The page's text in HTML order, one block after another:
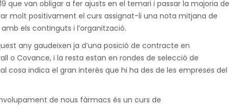
que van obligar a fer ajusts en el temari i passar la majoria de
molt positivament el curs assignat-li una nota mitjana de
els continguts i l’organització.
any gaudeixen ja d’una posició de contracte en
o Covance, i la resta estan en rondes de selecció de
cosa indica el gran interès que hi ha des de les empreses del
de nous fàrmacs és un curs de